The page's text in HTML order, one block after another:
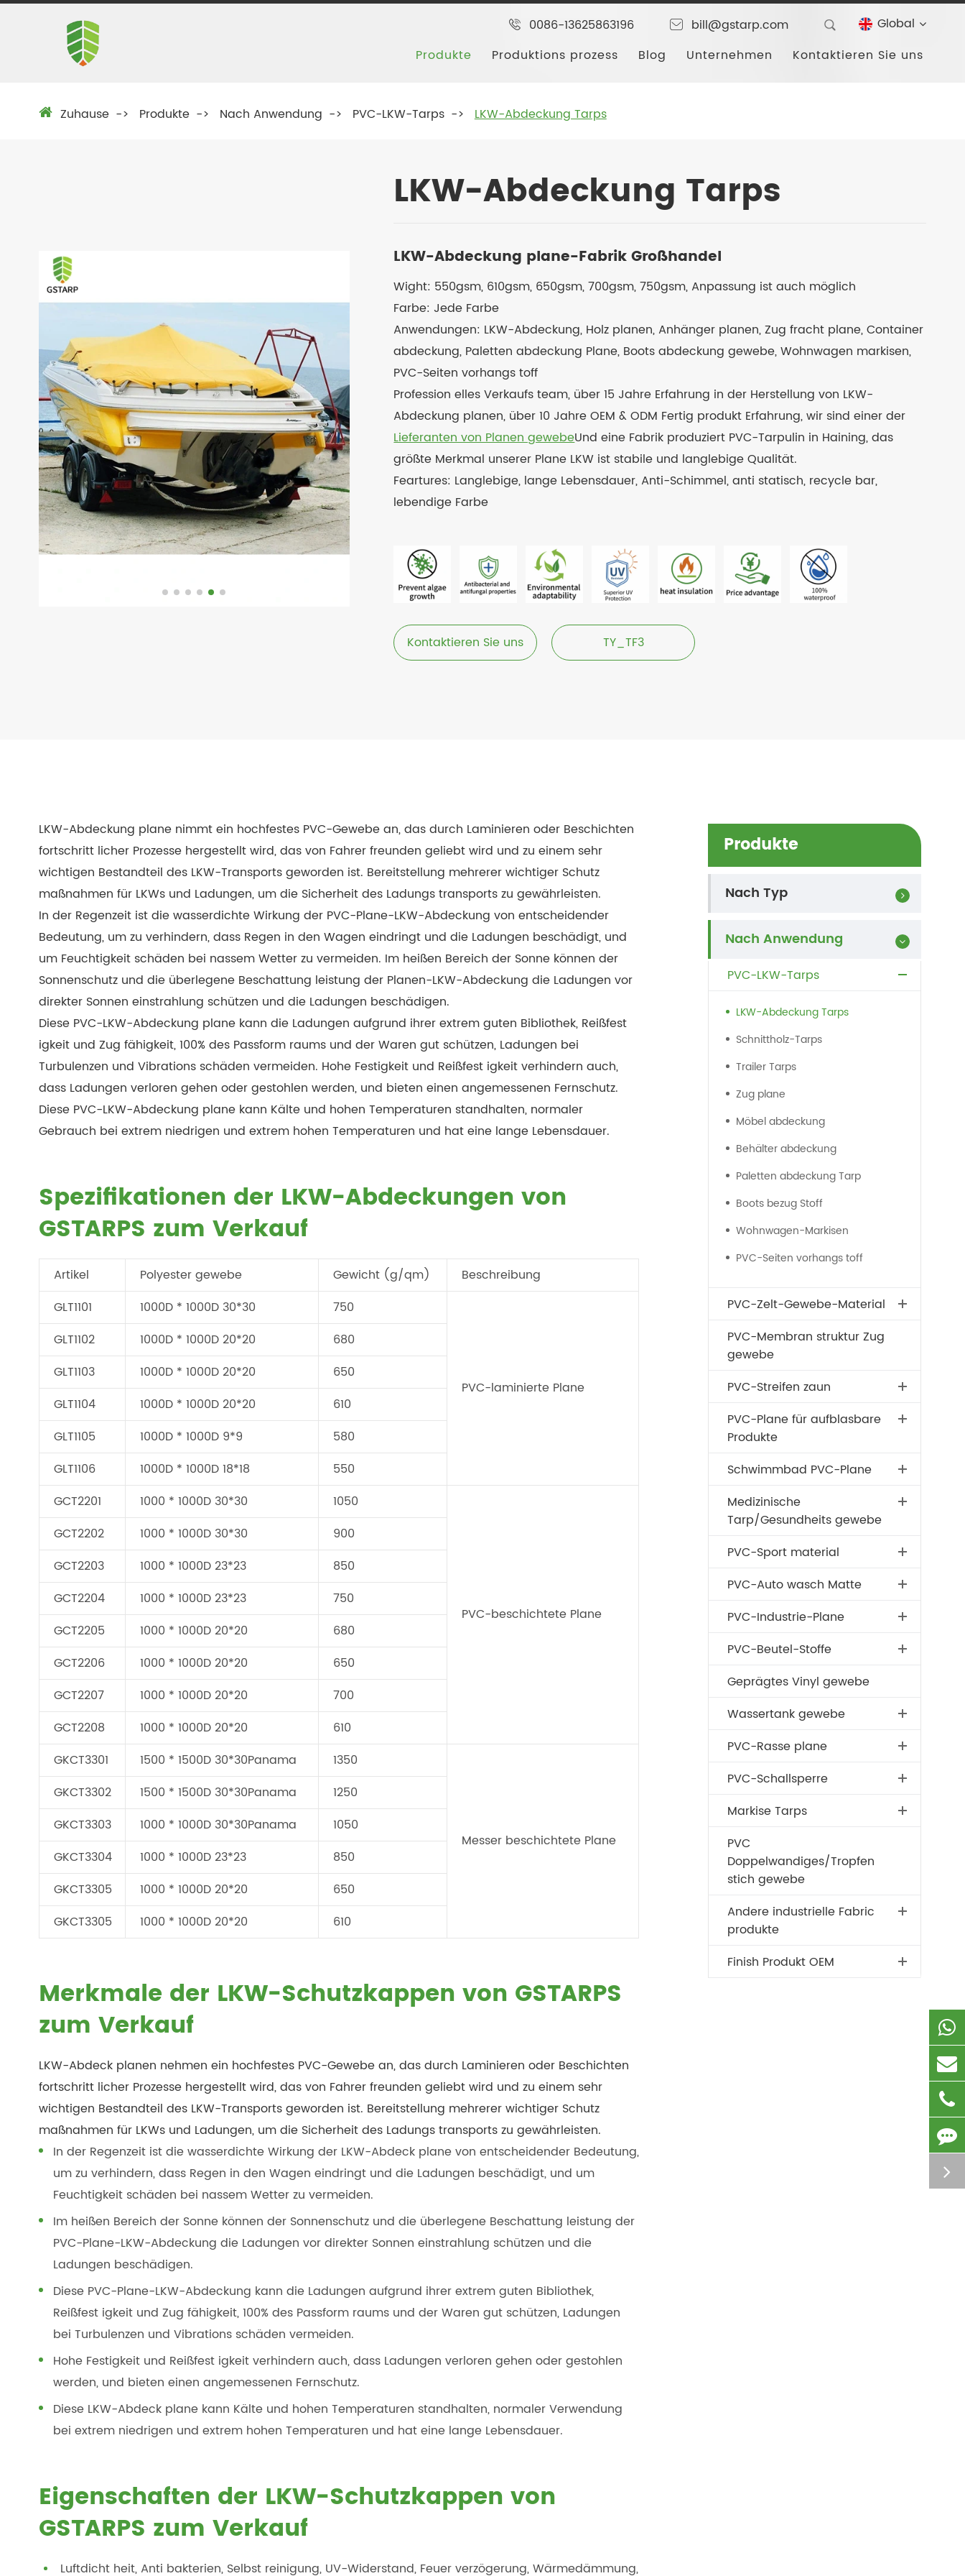
0086-13625863196 bill@gstarp.com
Global
Produkte
Produktions prozess Blog Unternehmen Kontaktieren Sie uns
Zuhause Produkte Nach Anwendung PVC-LKW-Tarps LKW-Abdeckung Tarps
LKW-Abdeckung Tarps
LKW-Abdeckung plane-Fabrik Großhandel
Wight: 550gsm, 610gsm, 650gsm, 700gsm, 750gsm, Anpassung ist auch möglich
Farbe: Jede Farbe
Anwendungen: LKW-Abdeckung, Holz planen, Anhänger planen, Zug fracht plane, Container
abdeckung, Paletten abdeckung Plane, Boots abdeckung gewebe, Wohnwagen markisen,
PVC-Seiten vorhangs toff
Profession elles Verkaufs team, über 15 Jahre Erfahrung in der Herstellung von LKW-
Abdeckung planen, über 10 Jahre OEM & ODM Fertig produkt Erfahrung, wir sind einer der
Lieferanten von Planen gewebeUnd eine Fabrik produziert PVC-Tarpulin in Haining, das
größte Merkmal unserer Plane LKW ist stabile und langlebige Qualität.
Feartures: Langlebige, lange Lebensdauer, Anti-Schimmel, anti statisch, recycle bar,
lebendige Farbe
Kontaktieren Sie uns TY_TF3
LKW-Abdeckung plane nimmt ein hochfestes PVC-Gewebe an, das durch Laminieren oder Beschichten
fortschritt licher Prozesse hergestellt wird, das von Fahrer freunden geliebt wird und zu einem sehr
wichtigen Bestandteil des LKW-Transports geworden ist. Bereitstellung mehrerer wichtiger Schutz
maßnahmen für LKWs und Ladungen, um die Sicherheit des Ladungs transports zu gewährleisten.
In der Regenzeit ist die wasserdichte Wirkung der PVC-Plane-LKW-Abdeckung von entscheidender
Bedeutung, um zu verhindern, dass Regen in den Wagen eindringt und die Ladungen beschädigt, und
um Feuchtigkeit schäden bei nassem Wetter zu vermeiden. Im heißen Bereich der Sonne können der
Sonnenschutz und die überlegene Beschattung leistung der Planen-LKW-Abdeckung die Ladungen vor
direkter Sonnen einstrahlung schützen und die Ladungen beschädigen.
Diese PVC-LKW-Abdeckung plane kann die Ladungen aufgrund ihrer extrem guten Bibliothek, Reißfest
igkeit und Zug fähigkeit, 100% des Passform raums und der Waren gut schützen, Ladungen bei
Turbulenzen und Vibrations schäden vermeiden. Hohe Festigkeit und Reißfest igkeit verhindern auch,
dass Ladungen verloren gehen oder gestohlen werden, und bieten einen angemessenen Fernschutz.
Diese PVC-LKW-Abdeckung plane kann Kälte und hohen Temperaturen standhalten, normaler
Gebrauch bei extrem niedrigen und extrem hohen Temperaturen und hat eine lange Lebensdauer.
Spezifikationen der LKW-Abdeckungen von
GSTARPS zum Verkauf
Artikel Polyester gewebe Gewicht (g/qm)
Beschreibung
GLT1101
1000D * 1000D 30*30 750
PVC-laminierte Plane
GLT1102 1000D * 1000D 20*20
680
GLT1103
1000D * 1000D 20*20
650
GLT1104
1000D * 1000D 20*20
610
GLT1105
1000D * 1000D 9*9
580
GLT1106
1000D * 1000D 18*18
550
GCT2201
1000 * 1000D 30*30 1050
PVC-beschichtete Plane
GCT2202 1000 * 1000D 30*30
900
GCT2203
1000 * 1000D 23*23
850
GCT2204
1000 * 1000D 23*23
750
GCT2205
1000 * 1000D 20*20
680
GCT2206
1000 * 1000D 20*20
650
GCT2207
1000 * 1000D 20*20
700
GCT2208
1000 * 1000D 20*20
610
GKCT3301
1500 * 1500D 30*30Panama 1350
Messer beschichtete Plane
GKCT3302 1500 * 1500D 30*30Panama
1250
GKCT3303
1000 * 1000D 30*30Panama
1050
GKCT3304
1000 * 1000D 23*23
850
GKCT3305
1000 * 1000D 20*20
650
GKCT3305
1000 * 1000D 20*20 610
Merkmale der LKW-Schutzkappen von GSTARPS
zum Verkauf
LKW-Abdeck planen nehmen ein hochfestes PVC-Gewebe an, das durch Laminieren oder Beschichten
fortschritt licher Prozesse hergestellt wird, das von Fahrer freunden geliebt wird und zu einem sehr
wichtigen Bestandteil des LKW-Transports geworden ist. Bereitstellung mehrerer wichtiger Schutz
maßnahmen für LKWs und Ladungen, um die Sicherheit des Ladungs transports zu gewährleisten.
In der Regenzeit ist die wasserdichte Wirkung der LKW-Abdeck plane von entscheidender Bedeutung,
um zu verhindern, dass Regen in den Wagen eindringt und die Ladungen beschädigt, und um
Feuchtigkeit schäden bei nassem Wetter zu vermeiden.
Im heißen Bereich der Sonne können der Sonnenschutz und die überlegene Beschattung leistung der
PVC-Plane-LKW-Abdeckung die Ladungen vor direkter Sonnen einstrahlung schützen und die
Ladungen beschädigen.
Diese PVC-Plane-LKW-Abdeckung kann die Ladungen aufgrund ihrer extrem guten Bibliothek,
Reißfest igkeit und Zug fähigkeit, 100% des Passform raums und der Waren gut schützen, Ladungen
bei Turbulenzen und Vibrations schäden vermeiden.
Hohe Festigkeit und Reißfest igkeit verhindern auch, dass Ladungen verloren gehen oder gestohlen
werden, und bieten einen angemessenen Fernschutz.
Diese LKW-Abdeck plane kann Kälte und hohen Temperaturen standhalten, normaler Verwendung
bei extrem niedrigen und extrem hohen Temperaturen und hat eine lange Lebensdauer.
Eigenschaften der LKW-Schutzkappen von
GSTARPS zum Verkauf
Luftdicht heit, Anti bakterien, Selbst reinigung, UV-Widerstand, Feuer verzögerung, Wärmedämmung,
Produkte
Nach Typ
Nach Anwendung
PVC-LKW-Tarps
LKW-Abdeckung Tarps
Schnittholz-Tarps
Trailer Tarps
Zug plane
Möbel abdeckung
Behälter abdeckung
Paletten abdeckung Tarp
Boots bezug Stoff
Wohnwagen-Markisen
PVC-Seiten vorhangs toff
PVC-Zelt-Gewebe-Material
PVC-Membran struktur Zug
gewebe
PVC-Streifen zaun
PVC-Plane für aufblasbare
Produkte
Schwimmbad PVC-Plane
Medizinische
Tarp/Gesundheits gewebe
PVC-Sport material
PVC-Auto wasch Matte
PVC-Industrie-Plane
PVC-Beutel-Stoffe
Geprägtes Vinyl gewebe
Wassertank gewebe
PVC-Rasse plane
PVC-Schallsperre
Markise Tarps
PVC
Doppelwandiges/Tropfen
stich gewebe
Andere industrielle Fabric
produkte
Finish Produkt OEM